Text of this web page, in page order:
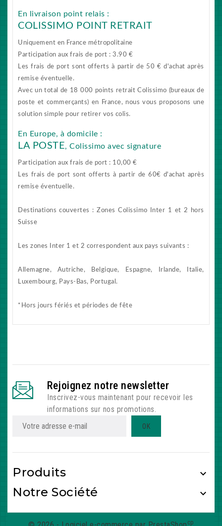
En livraison point relais :
COLISSIMO POINT RETRAIT
Uniquement en France métropolitaine
Participation aux frais de port : 3.90 €
Les frais de port sont offerts à partir de 50 € d'achat après
remise éventuelle.
Avec un total de 18 000 points retrait Colissimo (bureaux de
poste et commerçants) en France, nous vous proposons une
solution simple pour retirer vos colis.
En Europe, à domicile :
LA POSTE, Colissimo avec signature
Participation aux frais de port : 10,00 €
Les frais de port sont offerts à partir de 60€ d'achat après
remise éventuelle.
Destinations couvertes : Zones Colissimo Inter 1 et 2 hors
Suisse
Les zones Inter 1 et 2 correspondent aux pays suivants :
Allemagne, Autriche, Belgique, Espagne, Irlande, Italie,
Luxembourg, Pays-Bas, Portugal.
*Hors jours fériés et périodes de fête
Rejoignez notre newsletter
Inscrivez-vous maintenant pour recevoir les
informations sur nos promotions.
Produits 
Notre Société 
cp